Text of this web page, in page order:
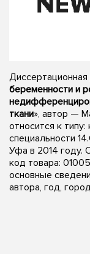
Диссертационная
беременности и
ткани», автор —
относится к
специальности
Уфа в 2014 году.
код товара:
основные
автора, год,